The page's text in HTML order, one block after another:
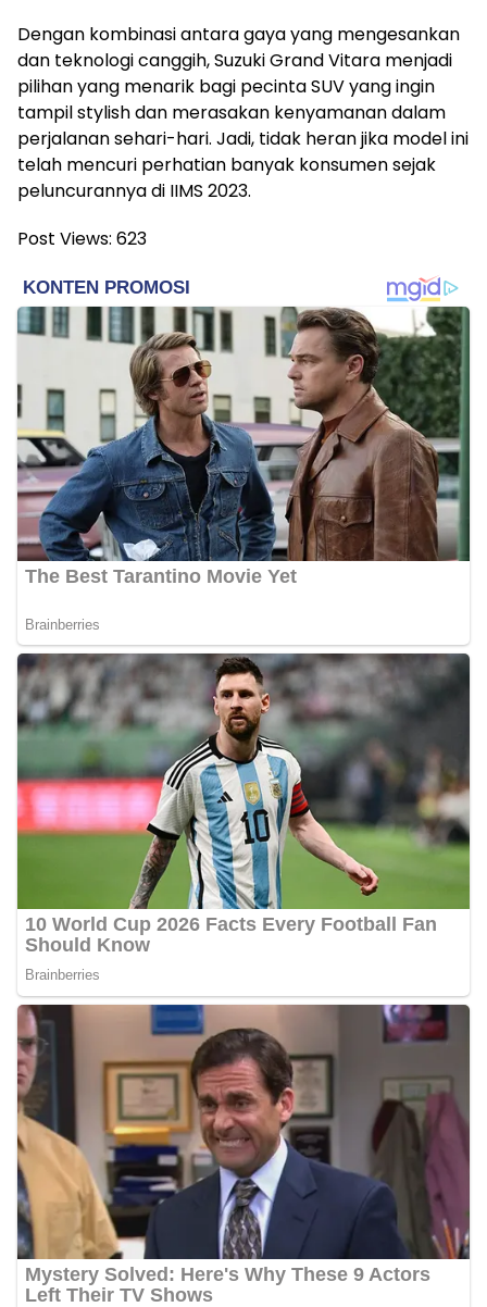
Dengan kombinasi antara gaya yang mengesankan
dan teknologi canggih, Suzuki Grand Vitara menjadi
pilihan yang menarik bagi pecinta SUV yang ingin
tampil stylish dan merasakan kenyamanan dalam
perjalanan sehari-hari. Jadi, tidak heran jika model ini
telah mencuri perhatian banyak konsumen sejak
peluncurannya di IIMS 2023.
Post Views: 623